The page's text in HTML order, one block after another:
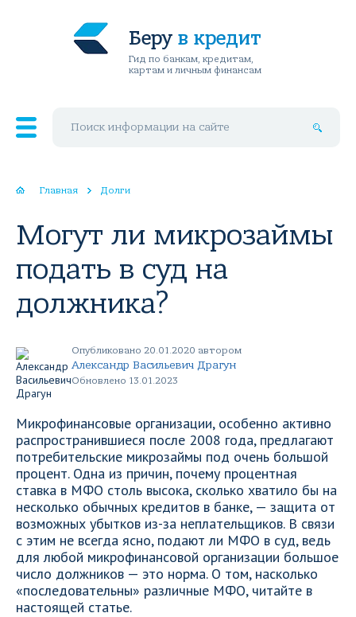
Беру в кредит
Гид по банкам, кредитам,
картам и личным финансам
Главная Долги
Могут ли микрозаймы
подать в суд на
должника?
Опубликовано 20.01.2020 автором
Александр Васильевич Драгун
Обновлено 13.01.2023
Микрофинансовые организации, особенно активно
распространившиеся после 2008 года, предлагают
потребительские микрозаймы под очень большой
процент. Одна из причин, почему процентная
ставка в МФО столь высока, сколько хватило бы на
несколько обычных кредитов в банке, — защита от
возможных убытков из-за неплательщиков. В связи
с этим не всегда ясно, подают ли МФО в суд, ведь
для любой микрофинансовой организации большое
число должников — это норма. О том, насколько
«последовательны» различные МФО, читайте в
настоящей статье.